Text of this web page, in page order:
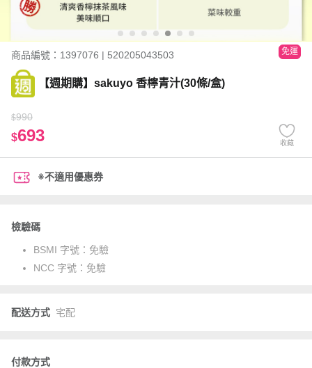
商品編號：1397076 | 520205043503 免運
【週期購】sakuyo 香檸青汁(30條/盒)
$990
$693 收藏
※不適用優惠券
檢驗碼
BSMI 字號： 免驗
NCC 字號： 免驗
配送方式 宅配
付款方式